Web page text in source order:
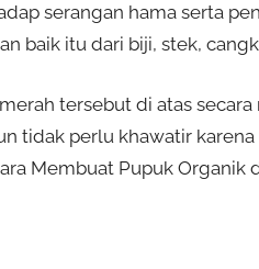
serangan hama serta
baik itu dari biji, stek,
tersebut di atas
tidak perlu khawatir
Membuat Pupuk Organik